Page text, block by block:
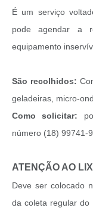
É um serviço
pode agendar a
equipamento
São recolhidos:
geladeiras, micro-
Como solicitar:
número (18) 99741-
ATENÇÃO AO
Deve ser colocado
da coleta regular do